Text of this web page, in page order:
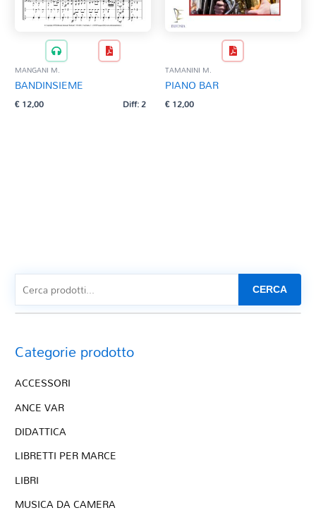
MANGANI M.
BANDINSIEME
€12,00 Diff: 2
TAMANINI M.
PIANO BAR
€12,00
CERCA
Categorie prodotto
ACCESSORI
ANCE VAR
DIDATTICA
LIBRETTI PER MARCE
LIBRI
MUSICA DA CAMERA